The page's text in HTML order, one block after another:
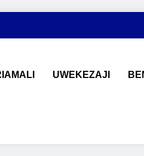
uwekezaji, ajira, kilimo,
UWEKEZAJI